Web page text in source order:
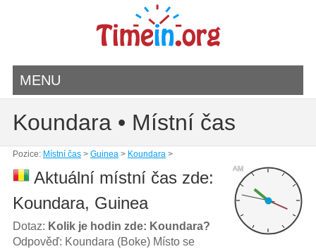
MENU
Koundara • Místní čas
Pozice: Místní čas> Guinea> Koundara>
AM
Aktuální místní čas zde:
Koundara, Guinea
Dotaz: Kolik je hodin zde: Koundara?
Odpověď: Koundara (Boke) Místo se